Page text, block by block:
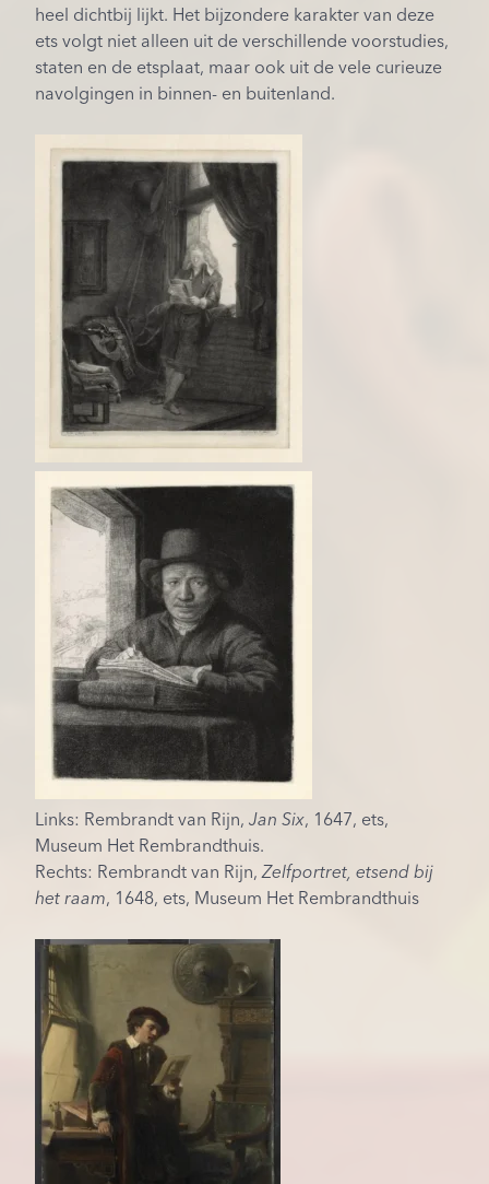
heel dichtbij lijkt. Het bijzondere karakter van deze
ets volgt niet alleen uit de verschillende voorstudies,
staten en de etsplaat, maar ook uit de vele curieuze
navolgingen in binnen- en buitenland.
Links: Rembrandt van Rijn, Jan Six, 1647, ets,
Museum Het Rembrandthuis.
Rechts: Rembrandt van Rijn,Zelfportret, etsend bij
het raam, 1648, ets, Museum Het Rembrandthuis